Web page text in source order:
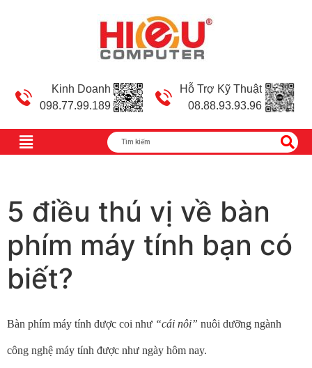
Kinh Doanh
098.77.99.189
Hỗ Trợ Kỹ Thuật
08.88.93.93.96
5 điều thú vị về bàn
phím máy tính bạn có
biết?
Bàn phím máy tính được coi như “cái nôi” nuôi dưỡng ngành
công nghệ máy tính được như ngày hôm nay.